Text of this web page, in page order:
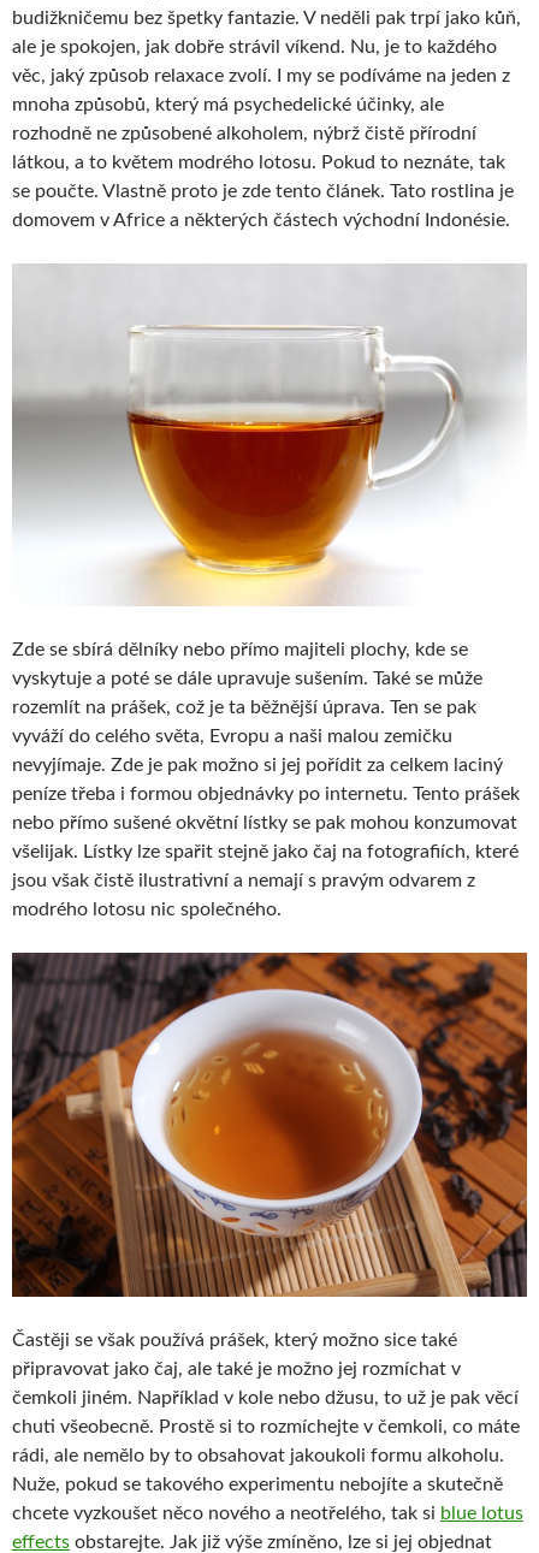
budižkničemu bez špetky fantazie. V neděli pak trpí jako kůň,
ale je spokojen, jak dobře strávil víkend. Nu, je to každého
věc, jaký způsob relaxace zvolí. I my se podíváme na jeden z
mnoha způsobů, který má psychedelické účinky, ale
rozhodně ne způsobené alkoholem, nýbrž čistě přírodní
látkou, a to květem modrého lotosu. Pokud to neznáte, tak
se poučte. Vlastně proto je zde tento článek. Tato rostlina je
domovem v Africe a některých částech východní Indonésie.
Zde se sbírá dělníky nebo přímo majiteli plochy, kde se
vyskytuje a poté se dále upravuje sušením. Také se může
rozemlít na prášek, což je ta běžnější úprava. Ten se pak
vyváží do celého světa, Evropu a naši malou zemičku
nevyjímaje. Zde je pak možno si jej pořídit za celkem laciný
peníze třeba i formou objednávky po internetu. Tento prášek
nebo přímo sušené okvětní lístky se pak mohou konzumovat
všelijak. Lístky lze spařit stejně jako čaj na fotografiích, které
jsou však čistě ilustrativní a nemají s pravým odvarem z
modrého lotosu nic společného.
Častěji se však používá prášek, který možno sice také
připravovat jako čaj, ale také je možno jej rozmíchat v
čemkoli jiném. Například v kole nebo džusu, to už je pak věcí
chuti všeobecně. Prostě si to rozmíchejte v čemkoli, co máte
rádi, ale nemělo by to obsahovat jakoukoli formu alkoholu.
Nuže, pokud se takového experimentu nebojíte a skutečně
chcete vyzkoušet něco nového a neotřelého, tak si blue lotus
effects obstarejte. Jak již výše zmíněno, lze si jej objednat